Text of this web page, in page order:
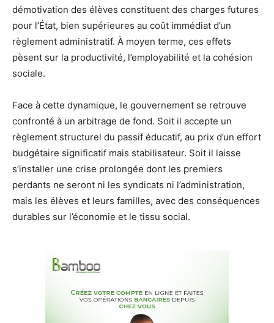
démotivation des élèves constituent des charges futures
pour l’État, bien supérieures au coût immédiat d’un
règlement administratif. À moyen terme, ces effets
pèsent sur la productivité, l’employabilité et la cohésion
sociale.
Face à cette dynamique, le gouvernement se retrouve
confronté à un arbitrage de fond. Soit il accepte un
règlement structurel du passif éducatif, au prix d’un effort
budgétaire significatif mais stabilisateur. Soit il laisse
s’installer une crise prolongée dont les premiers
perdants ne seront ni les syndicats ni l’administration,
mais les élèves et leurs familles, avec des conséquences
durables sur l’économie et le tissu social.